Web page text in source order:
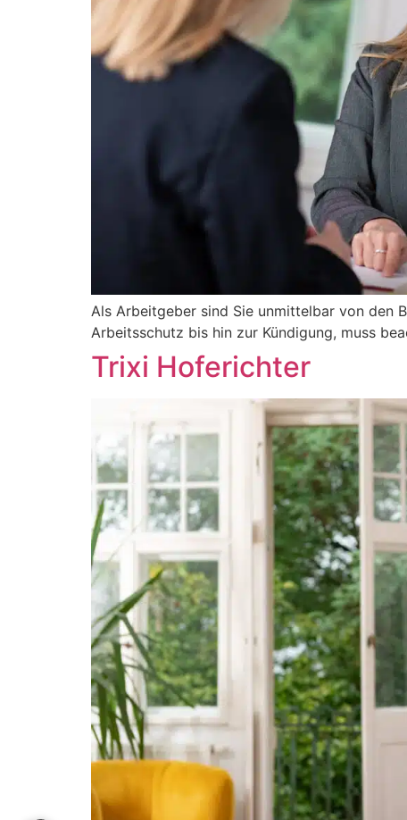
Als Arbeitgeber sind Sie unmittelbar von den
Arbeitsschutz bis hin zur Kündigung, muss
Trixi Hoferichter